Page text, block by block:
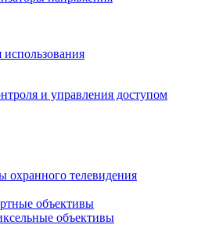
и управления доступом
охранного телевидения
объективы
объективы